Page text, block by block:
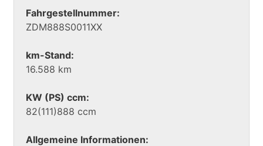
Fahrgestellnummer:
ZDM888S0011XX
km-Stand:
16.588 km
KW (PS) ccm:
82(111)888 ccm
Allgemeine Informationen: